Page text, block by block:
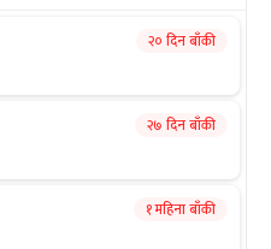
२० दिन बाँकी
२७ दिन बाँकी
१ महिना बाँकी